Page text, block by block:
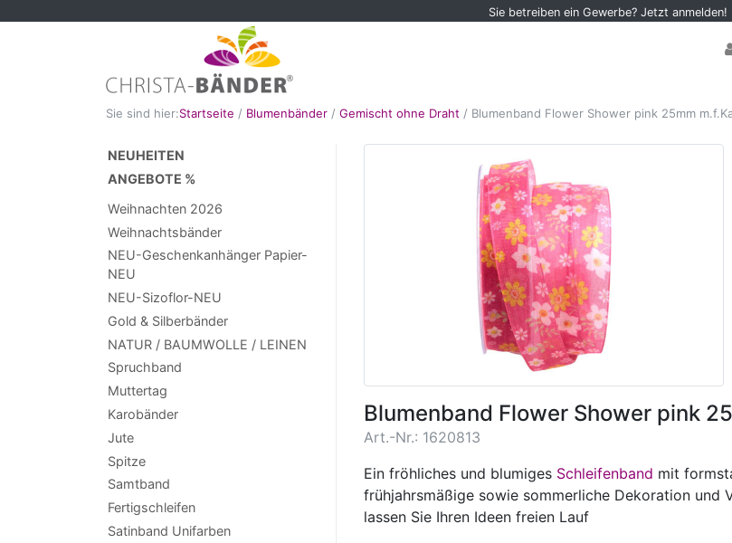
Sie betreiben ein Gewerbe? Jetzt anmelden!
Sie sind hier:Startseite / Blumenbänder / Gemischt ohne Draht / Blumenband Flower Shower pink 25mm
NEUHEITEN
ANGEBOTE %
Weihnachten 2026
Weihnachtsbänder
NEU-Geschenkanhänger Papier-
NEU
NEU-Sizoflor-NEU
Gold & Silberbänder
NATUR / BAUMWOLLE / LEINEN
Spruchband
Muttertag
Karobänder
Jute
Spitze
Samtband
Fertigschleifen
Satinband Unifarben
Blumenband Flower Shower pink
Art.-Nr.: 1620813
Ein fröhliches und blumiges Schleifenband mit
frühjahrsmäßige sowie sommerliche Dekoration und
lassen Sie Ihren Ideen freien Lauf